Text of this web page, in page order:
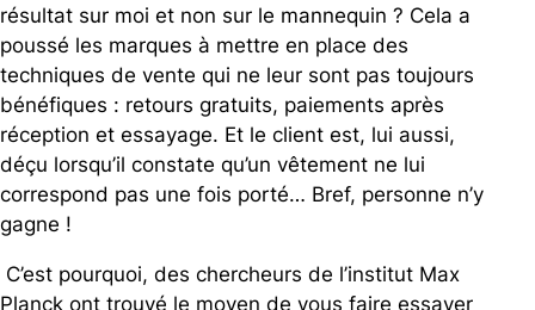
résultat sur moi et non sur le mannequin ? Cela a
poussé les marques à mettre en place des
techniques de vente qui ne leur sont pas toujours
bénéfiques : retours gratuits, paiements après
réception et essayage. Et le client est, lui aussi,
déçu lorsqu’il constate qu’un vêtement ne lui
correspond pas une fois porté… Bref, personne n’y
gagne !
C’est pourquoi, des chercheurs de l’institut Max
Planck ont trouvé le moyen de vous faire essayer